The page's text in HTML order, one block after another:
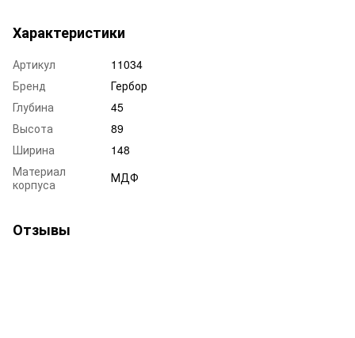
Характеристики
Артикул
11034
Бренд
Гербор
Глубина
45
Высота
89
Ширина
148
Материал
корпуса
МДФ
Отзывы